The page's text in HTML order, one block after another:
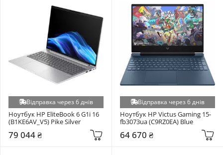
Відправка через 6 днів
Ноутбук HP EliteBook 6 G1i 16
(B1KE6AV_V5) Pike Silver
79 044 ₴
Відправка через 6 днів
Ноутбук HP Victus Gaming 15-
fb3073ua (C9RZ0EA) Blue
64 670 ₴